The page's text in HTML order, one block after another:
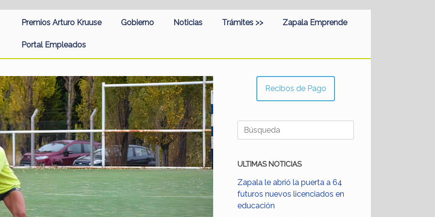
Premios Arturo Kruuse Gobierno Noticias Trámites >> Zapala Emprende
Portal Empleados
Recibos de Pago
Buscar:
ULTIMAS NOTICIAS
Zapala le abrió la puerta a 64
futuros nuevos licenciados en
educación